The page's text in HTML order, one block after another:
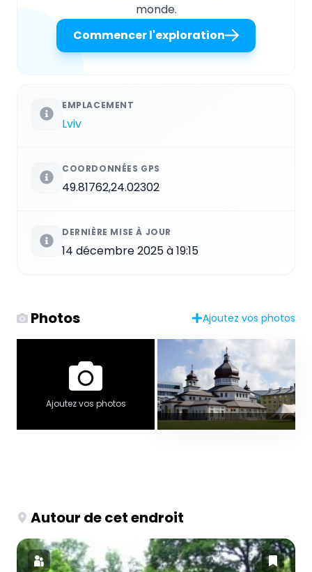
monde.
Commencer l'exploration
EMPLACEMENT
Lviv
COORDONNÉES GPS
49.81762,24.02302
DERNIÈRE MISE À JOUR
14 décembre 2025 à 19:15
Photos Ajoutez vos photos
Ajoutez vos photos
Autour de cet endroit